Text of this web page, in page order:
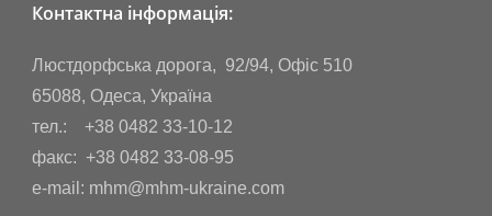
Контактна інформація:
Люстдорфська дорога, 92/94, Офіс 510
65088, Одеса, Україна
тел.: +38 0482 33-10-12
факс: +38 0482 33-08-95
e-mail: mhm@mhm-ukraine.com